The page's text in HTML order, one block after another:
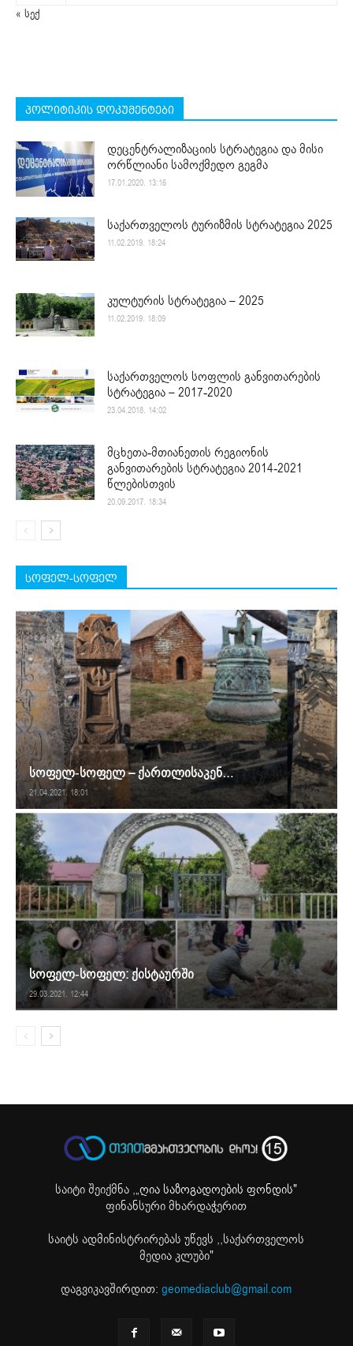
« სექ
პოლიტიკის დოკუმენტები
დეცენტრალიზაციის სტრატეგია და მისი
ორწლიანი სამოქმედო გეგმა
17.01.2020. 13:16
საქართველოს ტურიზმის სტრატეგია 2025
11.02.2019. 18:24
კულტურის სტრატეგია – 2025
11.02.2019. 18:09
საქართველოს სოფლის განვითარების
სტრატეგია – 2017-2020
23.04.2018. 14:02
მცხეთა-მთიანეთის რეგიონის
განვითარების სტრატეგია 2014-2021
წლებისთვის
20.09.2017. 18:34
სოფელ-სოფელ
სოფელ-სოფელ – ქართლისაკენ…
21.04.2021. 18:01
სოფელ-სოფელ: ქისტაურში
29.03.2021. 12:44
საიტი შეიქმნა ,„ღია საზოგადოების ფონდის"
ფინანსური მხარდაჭერით
საიტს ადმინისტრირებას უწევს ,,საქართველოს
მედია კლუბი"
დაგვიკავშირდით:geomediaclub@gmail.com